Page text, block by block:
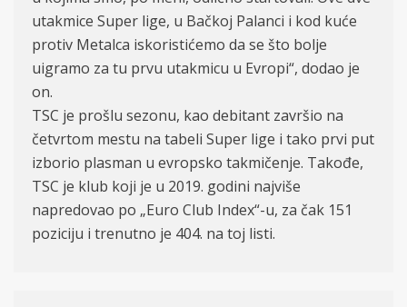
utakmice Super lige, u Bačkoj Palanci i kod kuće
protiv Metalca iskoristićemo da se što bolje
uigramo za tu prvu utakmicu u Evropi“, dodao je
on.
TSC je prošlu sezonu, kao debitant završio na
četvrtom mestu na tabeli Super lige i tako prvi put
izborio plasman u evropsko takmičenje. Takođe,
TSC je klub koji je u 2019. godini najviše
napredovao po „Euro Club Index“-u, za čak 151
poziciju i trenutno je 404. na toj listi.